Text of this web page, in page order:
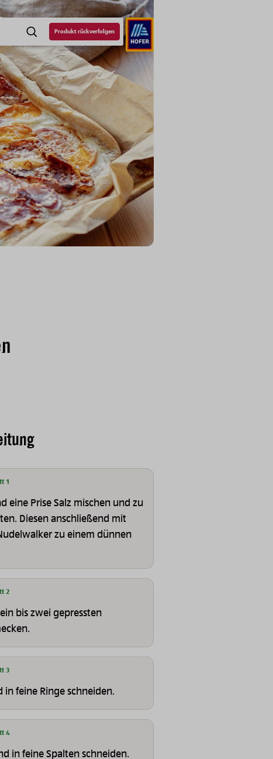
SUCHEProdukt rückverfolgen
1
eine Prise Salz mischen und zu
Diesen anschließend mit
zu einem dünnen
2
bis zwei gepressten
3
in feine Ringe schneiden.
4
in feine Spalten schneiden.